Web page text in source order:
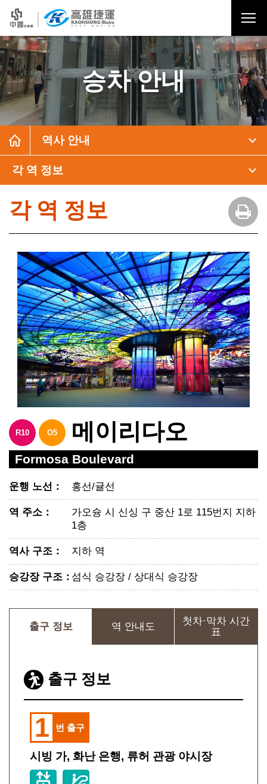
승차 안내
역사 안내
각 역 정보
각 역 정보
R10 O5 메이리다오
Formosa Boulevard
운행 노선 ： 홍선/귤선
역 주소 ：
가오슝 시 신싱 구 중산 1로 115번지 지하
1층
역사 구조 ： 지하 역
승강장 구조 ：섬식 승강장 / 상대식 승강장
출구 정보 역 안내도
첫차·막차 시간
표
출구 정보
1 번 출구
시빙 가, 화난 은행, 류허 관광 야시장